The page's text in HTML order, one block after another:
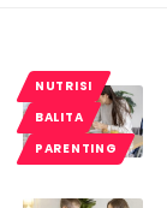
NUTRISI
BALITA
PARENTING